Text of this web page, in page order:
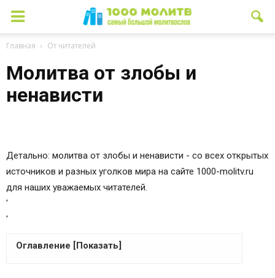
Главная От читателей
Молитва от злобы и
ненависти
Детально: молитва от злобы и ненависти - со всех открытых
источников и разных уголков мира на сайте 1000-molitv.ru
для наших уважаемых читателей.
'
'
Оглавление [Показать]